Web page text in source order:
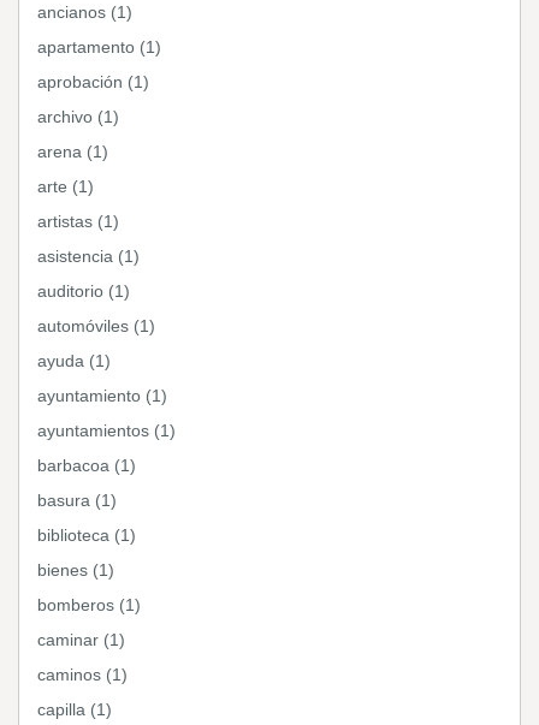
ancianos (1)
apartamento (1)
aprobación (1)
archivo (1)
arena (1)
arte (1)
artistas (1)
asistencia (1)
auditorio (1)
automóviles (1)
ayuda (1)
ayuntamiento (1)
ayuntamientos (1)
barbacoa (1)
basura (1)
biblioteca (1)
bienes (1)
bomberos (1)
caminar (1)
caminos (1)
capilla (1)